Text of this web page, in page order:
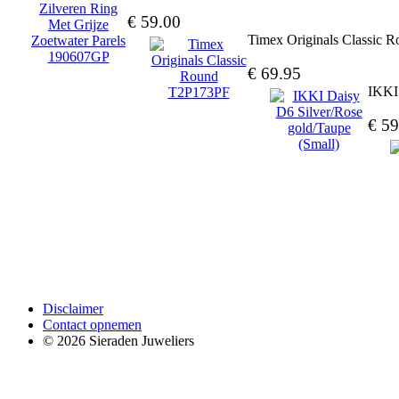
€ 59.00
Timex Originals Classic
€ 69.95
IKKI
€
Disclaimer
Contact opnemen
© 2026 Sieraden Juweliers